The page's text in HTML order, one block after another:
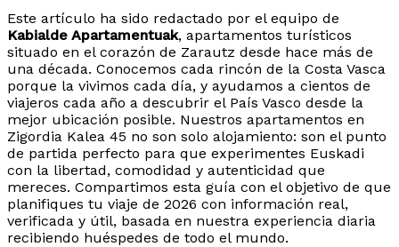
Este artículo ha sido redactado por el equipo de
Kabialde Apartamentuak, apartamentos turísticos
situado en el corazón de Zarautz desde hace más de
una década. Conocemos cada rincón de la Costa Vasca
porque la vivimos cada día, y ayudamos a cientos de
viajeros cada año a descubrir el País Vasco desde la
mejor ubicación posible. Nuestros apartamentos en
Zigordia Kalea 45 no son solo alojamiento: son el punto
de partida perfecto para que experimentes Euskadi
con la libertad, comodidad y autenticidad que
mereces. Compartimos esta guía con el objetivo de que
planifiques tu viaje de 2026 con información real,
verificada y útil, basada en nuestra experiencia diaria
recibiendo huéspedes de todo el mundo.